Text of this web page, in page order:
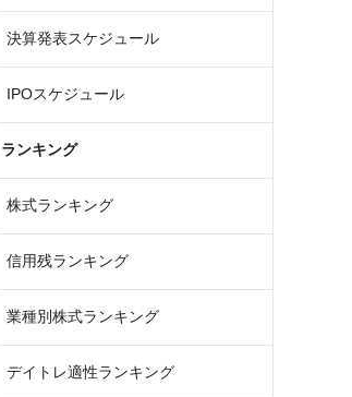
決算発表スケジュール
IPOスケジュール
ランキング
株式ランキング
信用残ランキング
業種別株式ランキング
デイトレ適性ランキング